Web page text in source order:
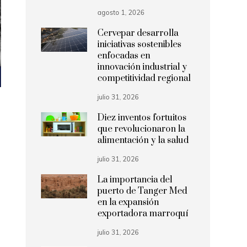
agosto 1, 2026
Cervepar desarrolla
iniciativas sostenibles
enfocadas en
innovación industrial y
competitividad regional
julio 31, 2026
Diez inventos fortuitos
que revolucionaron la
alimentación y la salud
julio 31, 2026
La importancia del
puerto de Tanger Med
en la expansión
exportadora marroquí
julio 31, 2026